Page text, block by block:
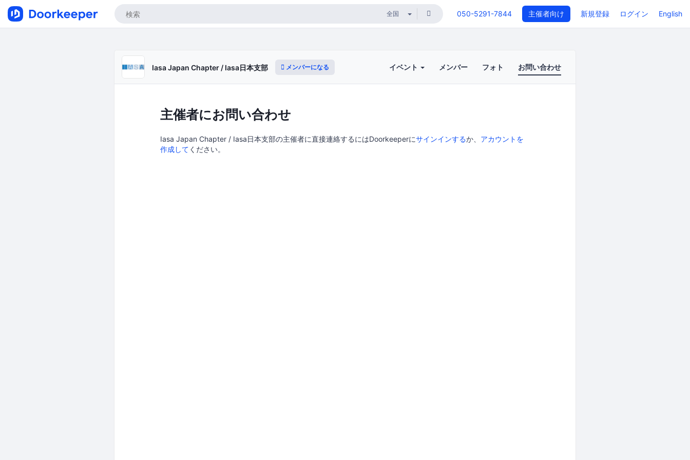
050-5291-7844 主催者向け 新規登録 ログイン English
Iasa Japan Chapter / Iasa日本支部 メンバーになる イベント メンバー フォト お問い合わせ
主催者にお問い合わせ
Iasa Japan Chapter / Iasa日本支部の主催者に直接連絡するにはDoorkeeperにサインインするか、 アカウントを
作成して ください。